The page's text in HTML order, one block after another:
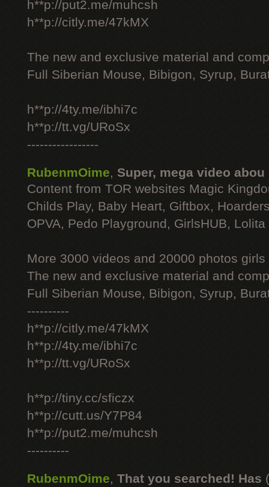
h**p://put2.me/muhcsh
h**p://citly.me/47kMX
The new and exclusive material and
Full Siberian Mouse, Bibigon, Syrup,
h**p://4ty.me/ibhi7c
h**p://tt.vg/URoSx
-----------------
RubenmOime, Super, mega video abou
Content from TOR websites Magic
Childs Play, Baby Heart, Giftbox,
OPVA, Pedo Playground, GirlsHUB, Lolita
More 3000 videos and 20000 photos
The new and exclusive material and
Full Siberian Mouse, Bibigon, Syrup,
----------
h**p://citly.me/47kMX
h**p://4ty.me/ibhi7c
h**p://tt.vg/URoSx
h**p://tiny.cc/sficzx
h**p://cutt.us/Y7P84
h**p://put2.me/muhcsh
----------
RubenmOime, That you searched! Has